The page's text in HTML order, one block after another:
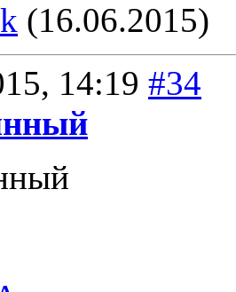
(16.06.2015)
14:19 #34